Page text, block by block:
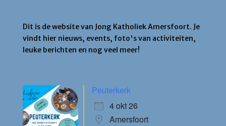
Dit is de website van Jong Katholiek Amersfoort. Je
vindt hier nieuws, events, foto's van activiteiten,
leuke berichten en nog veel meer!
Peuterkerk
4 okt 26
Amersfoort